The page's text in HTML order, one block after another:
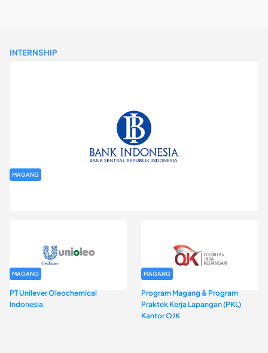
INTERNSHIP
MAGANG
MAGANG
PT Unilever Oleochemical
Indonesia
MAGANG
Program Magang & Program
Praktek Kerja Lapangan (PKL)
Kantor OJK